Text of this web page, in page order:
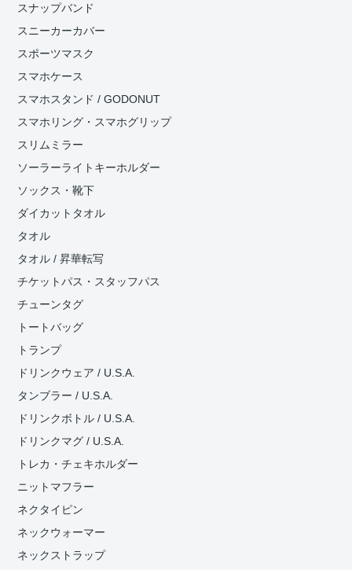
スナップバンド
スニーカーカバー
スポーツマスク
スマホケース
スマホスタンド / GODONUT
スマホリング・スマホグリップ
スリムミラー
ソーラーライトキーホルダー
ソックス・靴下
ダイカットタオル
タオル
タオル / 昇華転写
チケットパス・スタッフパス
チューンタグ
トートバッグ
トランプ
ドリンクウェア / U.S.A.
タンブラー / U.S.A.
ドリンクボトル / U.S.A.
ドリンクマグ / U.S.A.
トレカ・チェキホルダー
ニットマフラー
ネクタイピン
ネックウォーマー
ネックストラップ